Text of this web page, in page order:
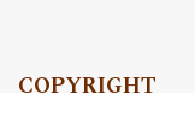
COPYRIGHT